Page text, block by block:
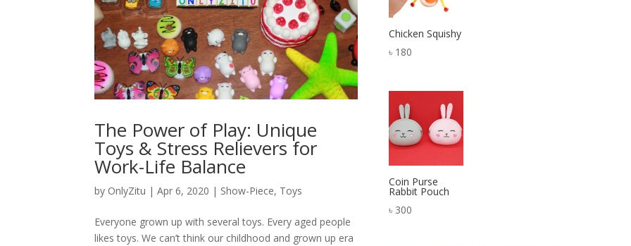
The Power of Play: Unique
Toys & Stress Relievers for
Work-Life Balance
by OnlyZitu |Apr 6, 2020 | Show-Piece, Toys
Everyone grown up with several toys. Every aged people
likes toys. We can’t think our childhood and grown up era
Chicken Squishy
৳ 180
Coin Purse
Rabbit Pouch
৳ 300